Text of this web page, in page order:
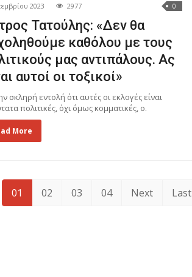
2023 2977 0
Τατούλης: «Δεν θα
καθόλου με τους
μας αντιπάλους. Ας
αυτοί οι τοξικοί»
σκληρή εντολή ότι αυτές οι εκλογές είναι
πολιτικές, όχι όμως κομματικές, ο.
More
01 02 03 04 Next Last